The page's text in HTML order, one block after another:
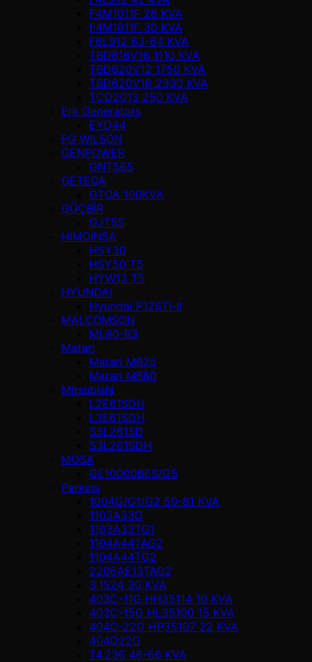
F4M1011F 28 KVA
F4M1011F 30 KVA
F6L912 63-64 KVA
TBD616V16 1110 KVA
TBD620V12 1750 KVA
TBD620V16 2330 KVA
TCD2013 250 KVA
Erk Generators
EYD44
FG WILSON
GENPOWER
GNT565
GETEQA
GTQA 100KVA
GÜÇBİR
GJT55
HIMOINSA
HSY30
HSY50 T5
HYW13 T5
HYUNDAI
Hyundai P126TI-II
MALCOMSON
ML90-B3
Matari
Matari MB25
Matari MB80
Mitsubishi
L2E61SDH
L3E61SDH
S3L261SD
S3L261SDH
MOSA
GE10000BES/GS
Perkins
1004G/G1/G2 50-81 KVA
1103A33G
1103A33TG1
1104A44TAG2
1104A44TG2
2206AE13TAG2
3.1524 30 KVA
403C-11G HH35114 10 KVA
403C-15G HL35100 15 KVA
404C-22G HP35107 22 KVA
404D22G
T4.236 46-66 KVA